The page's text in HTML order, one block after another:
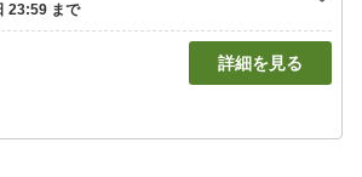
詳細を見る